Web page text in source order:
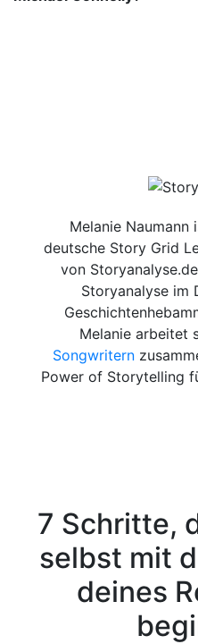
Melanie
deutsche Story Grid
von
Storyanalyse im
Melanie arbeitet
Songwritern
Power of Storytelling
7 Schritte,
selbst mit
deines